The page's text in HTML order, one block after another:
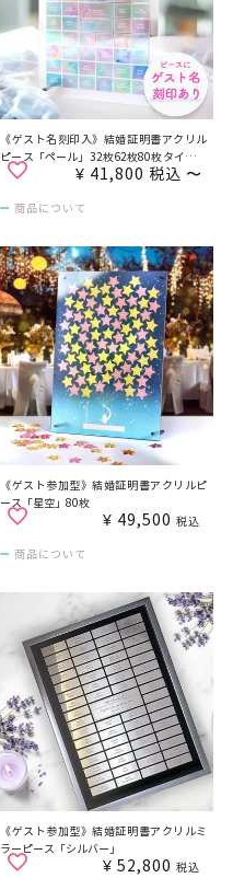
《ゲスト名刻印入》結婚証明書アクリル
ピース「ペール」32枚62枚80枚タイプ有
（ゲスト名入）¥ 41,800 税込 〜
商品について
《ゲスト参加型》結婚証明書アクリルピ
ース「星空」80枚
¥ 49,500 税込
商品について
《ゲスト参加型》結婚証明書アクリルミ
ラーピース「シルバー」
¥ 52,800 税込